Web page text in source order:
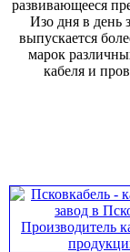
развивающееся
Изо дня в день
выпускается
марок
кабеля и